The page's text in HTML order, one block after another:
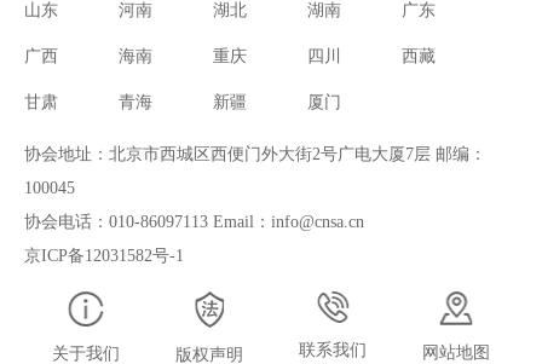
山东 河南 湖北 湖南 广东
广西 海南 重庆 四川 西藏
甘肃 青海 新疆 厦门
协会地址：北京市西城区西便门外大街2号广电大厦7层 邮编：
100045
协会电话：010-86097113 Email：info@cnsa.cn
京ICP备12031582号-1
关于我们 版权声明 联系我们 网站地图